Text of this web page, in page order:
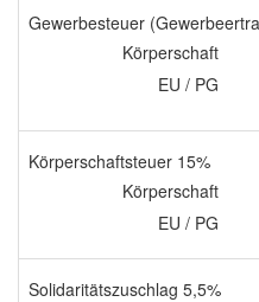
Körperschaft
EU / PG
Körperschaftsteuer 15%
Körperschaft
EU / PG
Solidaritätszuschlag 5,5%